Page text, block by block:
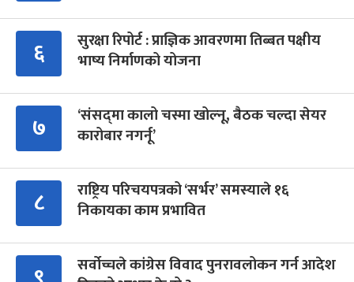
६
सुरक्षा रिपोर्ट : प्राज्ञिक आवरणमा तिब्बत पक्षीय
भाष्य निर्माणको योजना
७
‘संसद्‍मा कालो चस्मा खोल्नू, बैठक चल्दा सेयर
कारोबार नगर्नू’
८
राष्ट्रिय परिचयपत्रको ‘सर्भर’ समस्याले १६
निकायका काम प्रभावित
सर्वोच्चले कांग्रेस विवाद पुनरावलोकन गर्न आदेश